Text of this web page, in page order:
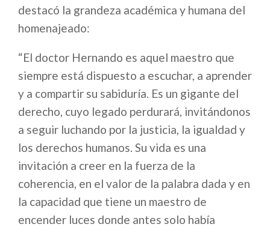
destacó la grandeza académica y humana del
homenajeado:
“El doctor Hernando es aquel maestro que
siempre está dispuesto a escuchar, a aprender
y a compartir su sabiduría. Es un gigante del
derecho, cuyo legado perdurará, invitándonos
a seguir luchando por la justicia, la igualdad y
los derechos humanos. Su vida es una
invitación a creer en la fuerza de la
coherencia, en el valor de la palabra dada y en
la capacidad que tiene un maestro de
encender luces donde antes solo había